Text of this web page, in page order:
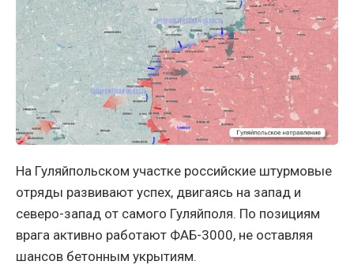
На Гуляйпольском участке российские штурмовые
отряды развивают успех, двигаясь на запад и
северо-запад от самого Гуляйполя. По позициям
врага активно работают ФАБ-3000, не оставляя
шансов бетонным укрытиям.